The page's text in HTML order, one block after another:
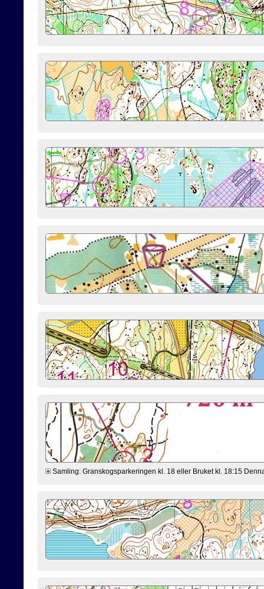
Samling: Granskogsparkeringen kl. 18 eller Bruket kl. 18:15